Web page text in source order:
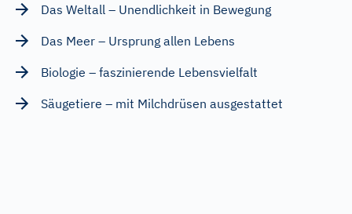
Das Weltall – Unendlichkeit in Bewegung
Das Meer – Ursprung allen Lebens
Biologie – faszinierende Lebensvielfalt
Säugetiere – mit Milchdrüsen ausgestattet